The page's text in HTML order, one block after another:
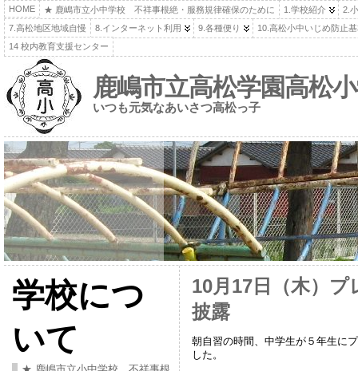
HOME ★ 鹿嶋市立小中学校 不祥事根絶・服務規律確保のために 1.学校紹介
2.
7.高松地区地域自慢
8.インターネット利用 9.各種便り
10.高松小中いじめ防止
14 校内教育支援センター
鹿嶋市立高松学園高松
いつも元気なあいさつ高松っ子
学校につ
いて
10月17日（木）
披露
朝自習の時間、中学生が５年生に
した。